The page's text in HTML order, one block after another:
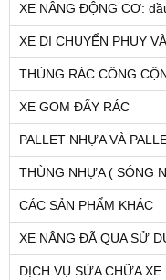
XE NÂNG ĐỘNG CƠ:
XE DI CHUYỂN PHUY
THÙNG RÁC CÔNG
XE GOM ĐẨY RÁC
PALLET NHỰA VÀ
THÙNG NHỰA ( SÓNG
CÁC SẢN PHẨM KHÁC
XE NÂNG ĐÃ QUA SỬ
DỊCH VỤ SỬA CHỮA XE